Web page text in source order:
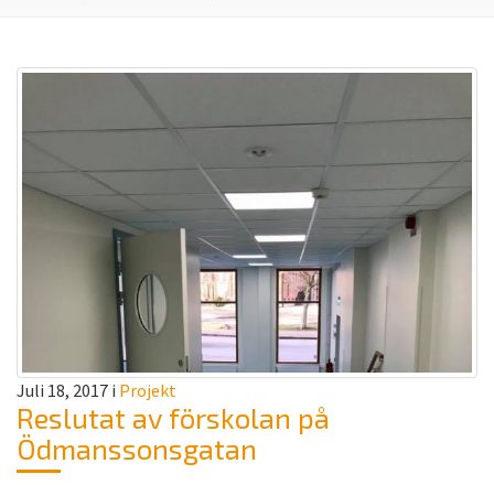
Juli 18, 2017 i Projekt
Reslutat av förskolan på
Ödmanssonsgatan